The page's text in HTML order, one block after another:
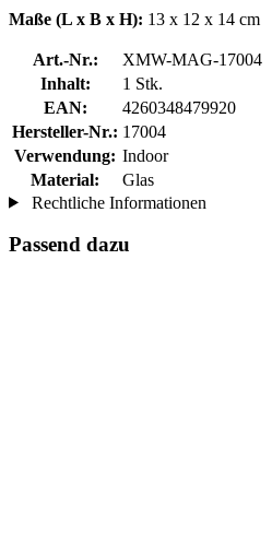
Maße (L x B x H): 13 x 12 x 14 cm
Art.-Nr.:
XMW-MAG-17004
Inhalt:
1 Stk.
EAN:
4260348479920
Hersteller-Nr.: 17004
Verwendung: Indoor
Material:
Glas
Rechtliche Informationen
Passend dazu